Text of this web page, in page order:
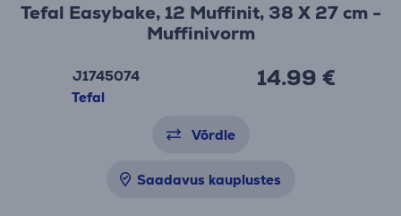
Tefal Easybake, 12 Muffinit, 38 X 27 cm -
Muffinivorm
J1745074
Tefal
14.99 €
Võrdle
Saadavus kauplustes